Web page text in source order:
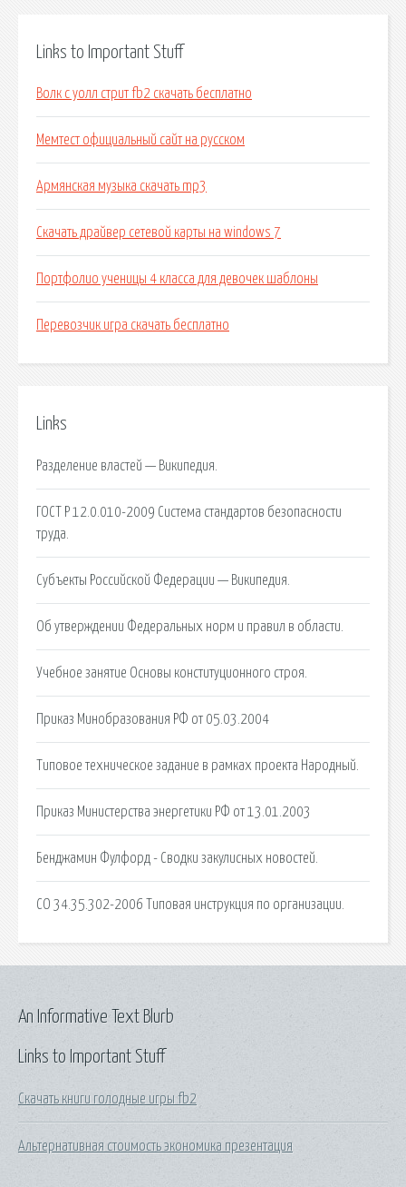
Links to Important Stuff
Волк с уолл стрит fb2 скачать бесплатно
Мемтест официальный сайт на русском
Армянская музыка скачать mp3
Скачать драйвер сетевой карты на windows 7
Портфолио ученицы 4 класса для девочек шаблоны
Перевозчик игра скачать бесплатно
Links
Разделение властей — Википедия.
ГОСТ Р 12.0.010-2009 Система стандартов безопасности
труда.
Субъекты Российской Федерации — Википедия.
Об утверждении Федеральных норм и правил в области.
Учебное занятие Основы конституционного строя.
Приказ Минобразования РФ от 05.03.2004
Типовое техническое задание в рамках проекта Народный.
Приказ Министерства энергетики РФ от 13.01.2003
Бенджамин Фулфорд - Сводки закулисных новостей.
СО 34.35.302-2006 Типовая инструкция по организации.
Links to Important Stuff
Скачать книги голодные игры fb2
Альтернативная стоимость экономика презентация
An Informative Text Blurb